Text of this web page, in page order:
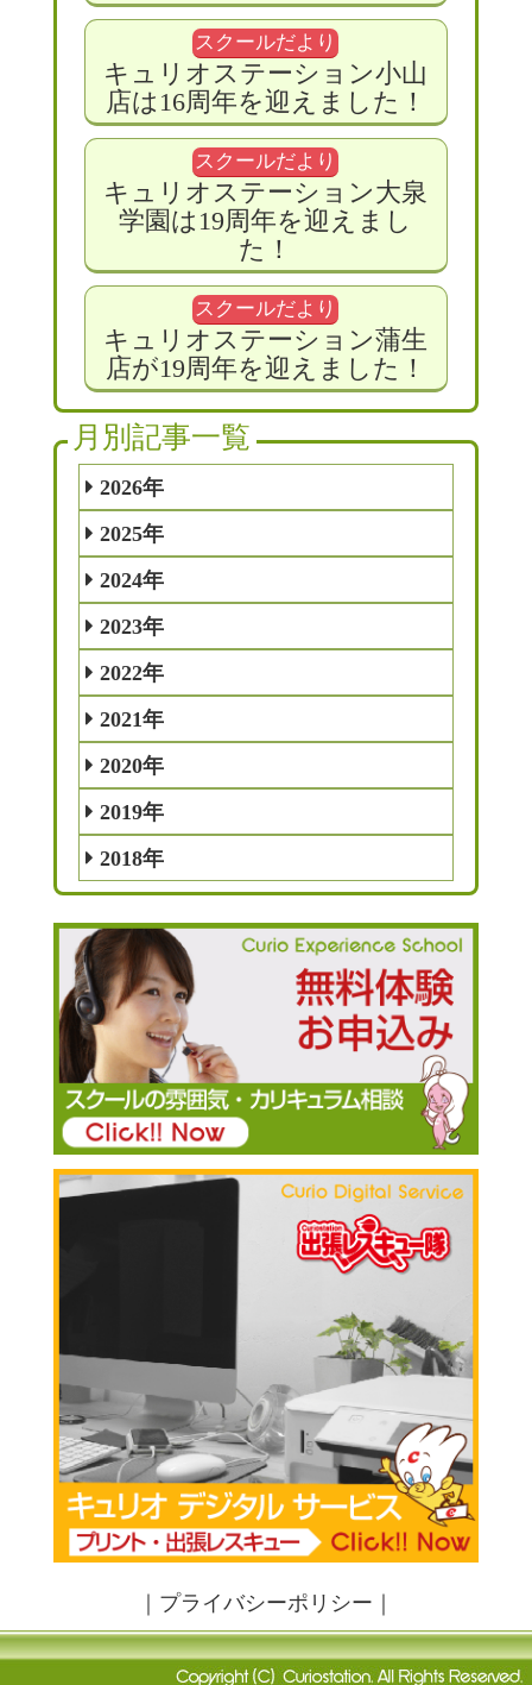
スクールだより
キュリオステーション小山
店は16周年を迎えました！
スクールだより
キュリオステーション大泉
学園は19周年を迎えまし
た！
スクールだより
キュリオステーション蒲生
店が19周年を迎えました！
月別記事一覧
2026年
2025年
2024年
2023年
2022年
2021年
2020年
2019年
2018年
｜ プライバシーポリシー ｜